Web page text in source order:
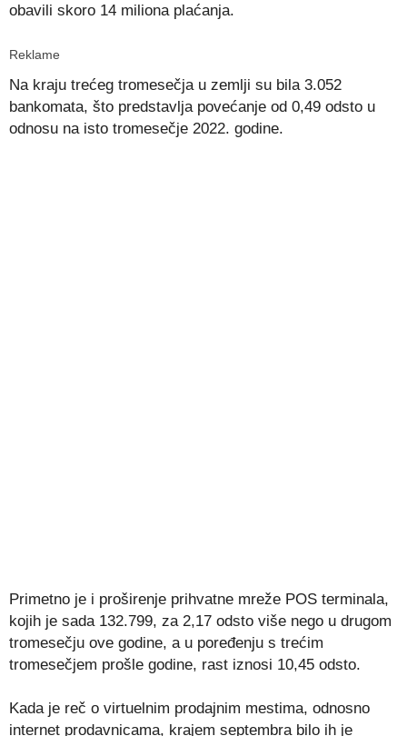
obavili skoro 14 miliona plaćanja.
Reklame
Na kraju trećeg tromesečja u zemlji su bila 3.052
bankomata, što predstavlja povećanje od 0,49 odsto u
odnosu na isto tromesečje 2022. godine.
Primetno je i proširenje prihvatne mreže POS terminala,
kojih je sada 132.799, za 2,17 odsto više nego u drugom
tromesečju ove godine, a u poređenju s trećim
tromesečjem prošle godine, rast iznosi 10,45 odsto.
Kada je reč o virtuelnim prodajnim mestima, odnosno
internet prodavnicama, krajem septembra bilo ih je